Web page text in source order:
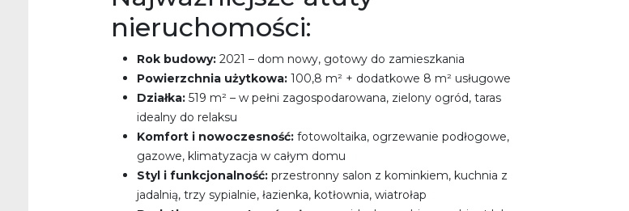
nieruchomości:
Rok budowy: 2021 – dom nowy, gotowy do zamieszkania
Powierzchnia użytkowa: 100,8 m² + dodatkowe 8 m² usługowe
Działka: 519 m² – w pełni zagospodarowana, zielony ogród, taras
idealny do relaksu
Komfort i nowoczesność: fotowoltaika, ogrzewanie podłogowe,
gazowe, klimatyzacja w całym domu
Styl i funkcjonalność: przestronny salon z kominkiem, kuchnia z
jadalnią, trzy sypialnie, łazienka, kotłownia, wiatrołap